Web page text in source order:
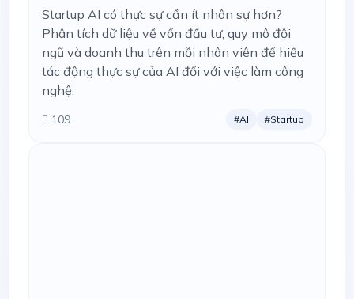
Startup AI có thực sự cần ít nhân sự hơn?
Phân tích dữ liệu về vốn đầu tư, quy mô đội
ngũ và doanh thu trên mỗi nhân viên để hiểu
tác động thực sự của AI đối với việc làm công
nghệ.
109 #AI #Startup